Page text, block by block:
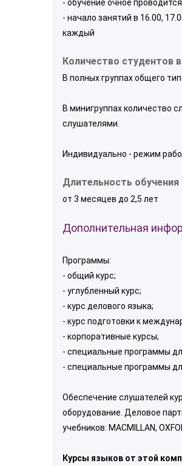
- обучение очное
- начало занятий в 16.00,
каждый
Количество студентов в
В полных группах общего
В минигруппах количество
слушателями.
Индивидуально - режим
Длительность обучения
от 3 месяцев до 2,5 лет
Дополнительная
Программы:
- общий курс;
- углубленный курс;
- курс делового языка;
- курс подготовки к
- корпоративные курсы;
- специальные программы
- специальные программы
Обеспечение слушателей
оборудование. Деловое
учебников: MACMILLAN,
Курсы языков от этой